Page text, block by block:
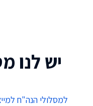
יש לנו
למסלולי הנה"ח